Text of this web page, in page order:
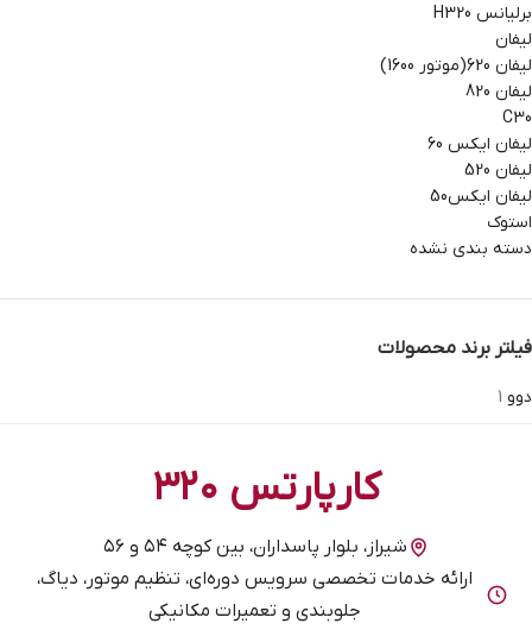
برلیانس H320
لیفان
لیفان 620(موتور 1600)
لیفان 820
C30
لیفان ایکس 60
لیفان 520
لیفان ایکس50
استوک
دسته بندی نشده
فیلتر برند محصولات
دوو 1
کارپارتس ۳۲۰
شیراز، بلوار پاسداران، بین کوچه ۵۴ و ۵۶
ارائه خدمات تخصصی سرویس دوره‌ای، تنظیم موتور، دیاگ،
جلوبندی و تعمیرات مکانیکی